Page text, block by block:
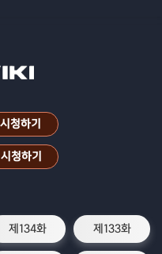
청하기
청하기
제134화 제133화